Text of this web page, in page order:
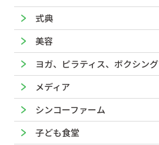
式典
美容
ヨガ、ピラティス、ボクシング
メディア
シンコーファーム
子ども食堂